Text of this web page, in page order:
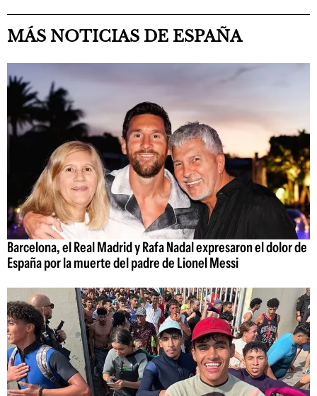
MÁS NOTICIAS DE ESPAÑA
Barcelona, el Real Madrid y Rafa Nadal expresaron el dolor de
España por la muerte del padre de Lionel Messi